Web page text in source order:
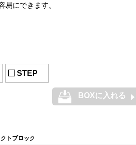
易にできます。
STEP
BOXに入れる
トブロック